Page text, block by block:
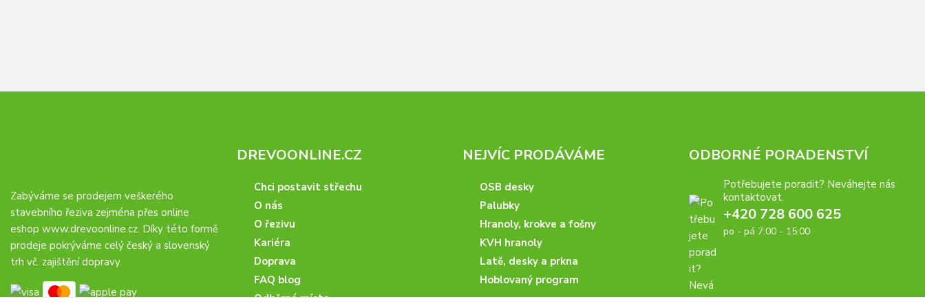
Zabýváme se prodejem veškerého
stavebního řeziva zejména přes online
eshop www.drevoonline.cz. Díky této formě
prodeje pokrýváme celý český a slovenský
trh vč. zajištění dopravy.
DREVOONLINE.CZ
Chci postavit střechu
O nás
O řezivu
Kariéra
Doprava
FAQ blog
Odběrná místa
NEJVÍC PRODÁVÁME
OSB desky
Palubky
Hranoly, krokve a fošny
KVH hranoly
Latě, desky a prkna
Hoblovaný program
ODBORNÉ PORADENSTVÍ
Potřebujete poradit? Neváhejte nás
kontaktovat.
+420 728 600 625
po - pá 7:00 - 15:00